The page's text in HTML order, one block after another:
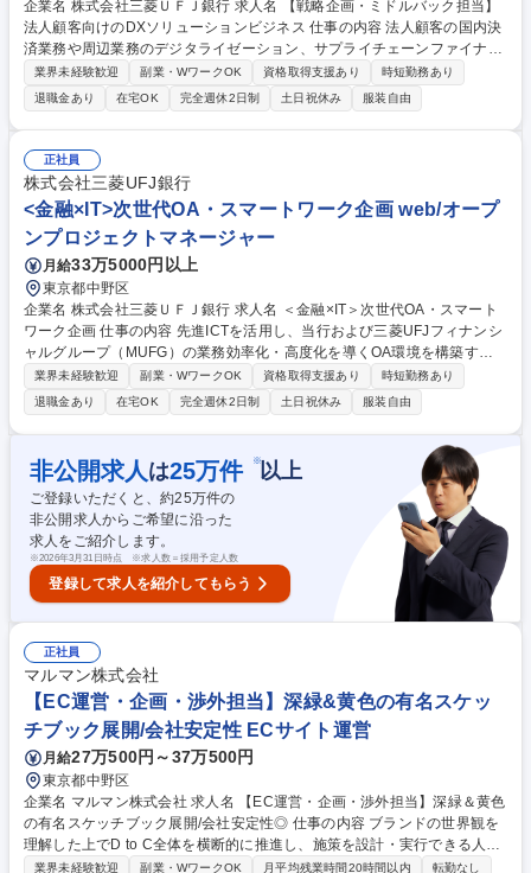
企業名 株式会社三菱ＵＦＪ銀行 求人名 【戦略企画・ミドルバック担当】
法人顧客向けのDXソリューションビジネス 仕事の内容 法人顧客の国内決
済業務や周辺業務のデジタライゼーション、サプライチェーンファイナン
スに関するビジネス・商品・サービス戦略の企画・立案を担う部署で、戦
略企画またはミドルバック業務を担当いただきます。 【業務】■戦略企画:
営業人員(2,500名)への施策浸透～実行支援の企画、立案業務、社内経営層
宛の各種報告対応といった施策のPMO業務 ■ミドルバック担当:DXソリュ
ーション提供企業との契約交渉、ドキュメント作成、業績評価の整備等、
銀行内の各種調整役 【魅力】戦略企画⇔営業担当は一体感を持って運営し
ており、どの立場であっても外部事業者とのアライアンスを含め、長期的
な幅広い戦略立案に携わることが可能です。 募集職種 【戦略企画・ミド
ルバック担当】法人顧客向けのDXソリューションビジネス
業界未経験歓迎 副業・WワークOK 資格取得支援あり
時短勤務あり
退職金あり
在宅OK 完全週休2日制 土日祝休み 服装自由
正社員
株式会社三菱UFJ銀行
<金融×IT>次世代OA・スマートワーク企画 web/オープ
ンプロジェクトマネージャー
月給33万5000円以上
東京都中野区
企業名 株式会社三菱ＵＦＪ銀行 求人名 ＜金融×IT＞次世代OA・スマート
ワーク企画 仕事の内容 先進ICTを活用し、当行および三菱UFJフィナンシ
ャルグループ（MUFG）の業務効率化・高度化を導くOA環境を構築する
ことで、ビジネス競争力向上を実現いただきます。 ■次世代OAアーキテク
チャの企画・導入■先進ICT活用によるスマートワーク推進■業務部門と協
業での先進ICTを活用したビジネス施策の推進 ＜案件例＞ 1：VDIからFAT
端末へのOAアーキテクチャ刷新企画の推進 2：次世代ネットワーク（Wi-
Fi 6、5G、SD-LAN等）導入の企画・推進 3：Power Platform等を活用し
た全社BPRの企画・推進 募集職種 ＜金融×IT＞次世代OA・スマートワー
ク企画
業界未経験歓迎 副業・WワークOK 資格取得支援あり
時短勤務あり
退職金あり
在宅OK 完全週休2日制 土日祝休み 服装自由
非公開求人 は25万件 ※以上
ご登録いただくと、約25万件の
非公開求人からご希望に沿った
求人をご紹介します。
※2026年3月31日時点 ※求人数＝採用予定人数
登録して求人を紹介してもらう
正社員
マルマン株式会社
【EC運営・企画・渉外担当】深緑&黄色の有名スケッ
チブック展開/会社安定性 ECサイト運営
月給27万500円～37万500円
東京都中野区
企業名 マルマン株式会社 求人名 【EC運営・企画・渉外担当】深緑＆黄色
の有名スケッチブック展開/会社安定性◎ 仕事の内容 ブランドの世界観を
理解した上でD to C全体を横断的に推進し、施策を設計・実行できる人材
が不足しています。そこで今回、DtoCを起点にブランド価値向上と売上
業界未経験歓迎 副業・WワークOK 月平均残業時間20時間以内
転勤なし